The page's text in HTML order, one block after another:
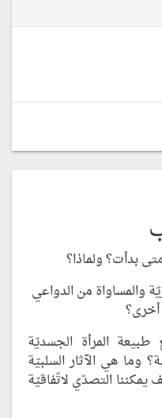
بدأت؟ ولماذا؟
والمساواة من الدواعي
أخرى؟
المرأة الجسديّة
وما هي الآثار السلبيّة
يمكننا التصدّي لاتّفاقيّة